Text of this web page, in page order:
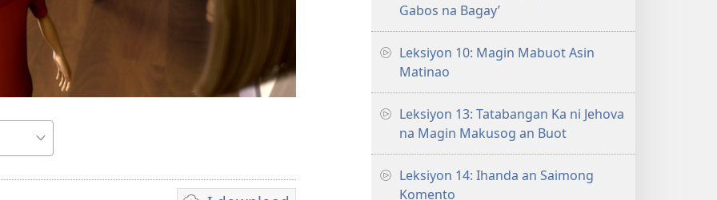
Gabos na Bagay’
Leksiyon 10: Magin Mabuot Asin
Matinao
Leksiyon 13: Tatabangan Ka ni Jehova
na Magin Makusog an Buot
Leksiyon 14: Ihanda an Saimong
Komento